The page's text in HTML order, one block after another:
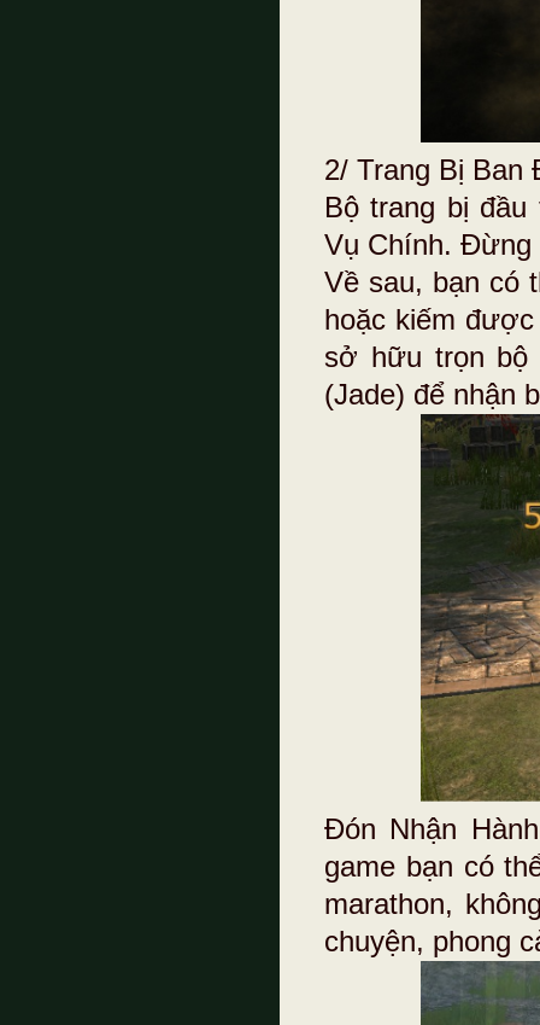
2/ Trang Bị Ban
Bộ trang bị
Vụ Chính. Đừng
Về sau, bạn có
hoặc kiếm
sở hữu trọn bộ
(Jade) để nhận
Đón Nhận
game bạn có
marathon,
chuyện, phong